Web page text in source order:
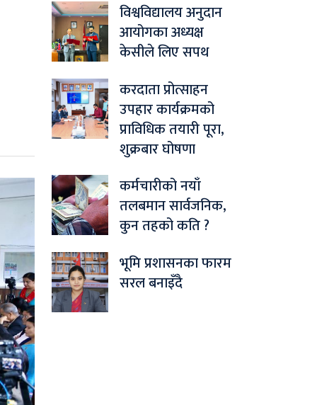
विश्वविद्यालय अनुदान
आयोगका अध्यक्ष
केसीले लिए सपथ
करदाता प्रोत्साहन
उपहार कार्यक्रमको
प्राविधिक तयारी पूरा,
शुक्रबार घोषणा
कर्मचारीको नयाँ
तलबमान सार्वजनिक,
कुन तहको कति ?
भूमि प्रशासनका फारम
सरल बनाइँदै